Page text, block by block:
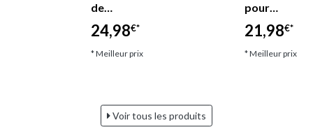
de…
24,98€*
* Meilleur prix
pour…
21,98€*
* Meilleur prix
Voir tous les produits